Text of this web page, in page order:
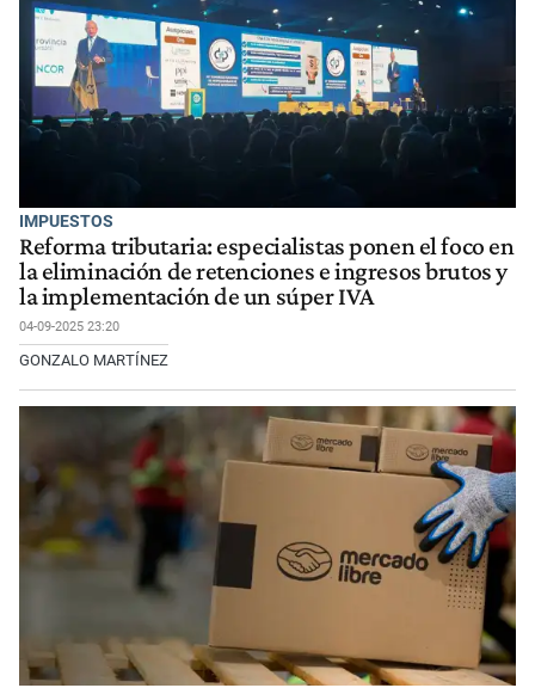
IMPUESTOS
Reforma tributaria: especialistas ponen el foco en
la eliminación de retenciones e ingresos brutos y
la implementación de un súper IVA
04-09-2025 23:20
GONZALO MARTÍNEZ